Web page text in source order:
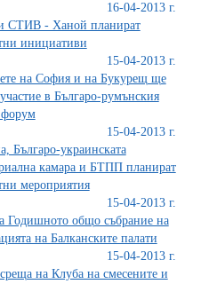
16-04-2013 г.
СТИВ - Ханой планират
инициативи
15-04-2013 г.
на София и на Букурещ ще
в Българо-румънския
форум
15-04-2013 г.
Българо-украинската
камара и БТПП планират
мероприятия
15-04-2013 г.
Годишното общо събрание на
на Балканските палати
15-04-2013 г.
на Клуба на смесените и